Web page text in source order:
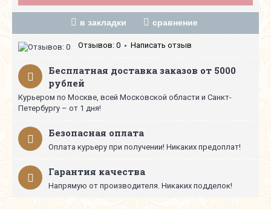
в закладки сравнение
Отзывов: 0 • Написать отзыв
Бесплатная доставка заказов от 5000
рублей
Курьером по Москве, всей Московской области и Санкт-
Петербургу – от 1 дня!
Безопасная оплата
Оплата курьеру при получении! Никаких предоплат!
Гарантия качества
Напрямую от производителя. Никаких подделок!